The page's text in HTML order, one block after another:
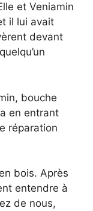
et Veniamin
il lui avait
devant
bouche
en entrant
réparation
bois. Après
entendre à
de nous,